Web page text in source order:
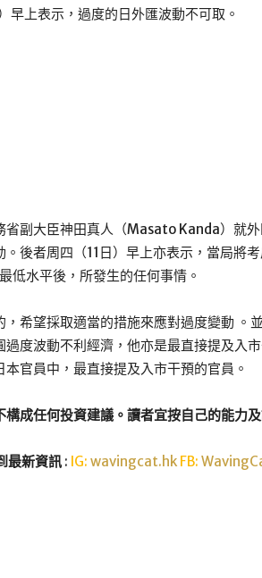
早上表示，過度的日外匯波動不可取。
省副大臣神田真人（Masato Kanda）就
後者周四（11日）早上亦表示，當局將
低水平後，所發生的任何事情。
希望採取適當的措施來應對過度變動 。
度波動不利經濟，他亦是最直接提及入
官員中，最直接提及入市干預的官員。
構成任何投資建議。讀者宜按自己的能力
最新資訊 : IG: wavingcat.hkFB: